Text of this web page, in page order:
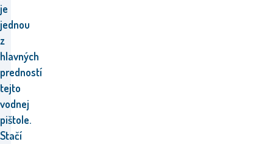
je
jednou
z
hlavných
predností
tejto
vodnej
pištole.
Stačí